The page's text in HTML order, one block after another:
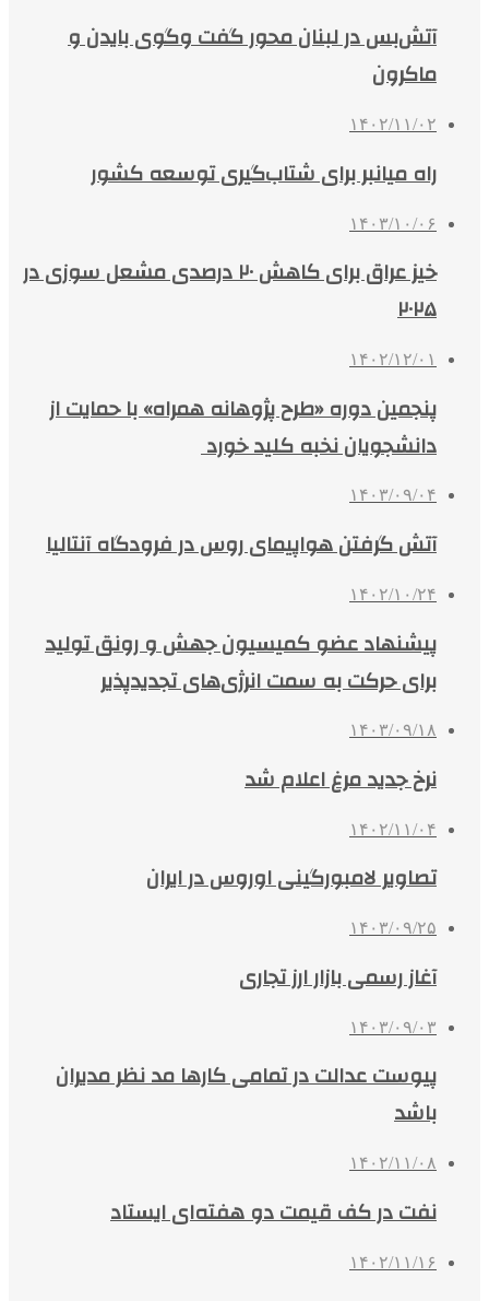
آتش‌بس در لبنان محور گفت وگوی بایدن و
ماکرون
۱۴۰۲/۱۱/۰۲
راه میانبر برای شتاب‌گیری توسعه کشور
۱۴۰۳/۱۰/۰۶
خیز عراق برای کاهش ۲۰ درصدی مشعل سوزی در
۲۰۲۵
۱۴۰۲/۱۲/۰۱
پنجمین دوره «طرح پژوهانه همراه» با حمایت از
دانشجویان نخبه کلید خورد
۱۴۰۳/۰۹/۰۴
آتش گرفتن هواپیمای روس در فرودگاه آنتالیا
۱۴۰۲/۱۰/۲۴
پیشنهاد عضو کمیسیون جهش و رونق تولید
برای حرکت به سمت انرژی‌های تجدیدپذیر
۱۴۰۳/۰۹/۱۸
نرخ جدید مرغ اعلام شد
۱۴۰۲/۱۱/۰۴
تصاویر لامبورگینی اوروس در ایران
۱۴۰۳/۰۹/۲۵
آغاز رسمی بازار ارز تجاری
۱۴۰۳/۰۹/۰۳
پیوست عدالت در تمامی کارها مد نظر مدیران
باشد
۱۴۰۲/۱۱/۰۸
نفت در کف قیمت دو هفته‌ای ایستاد
۱۴۰۲/۱۱/۱۶